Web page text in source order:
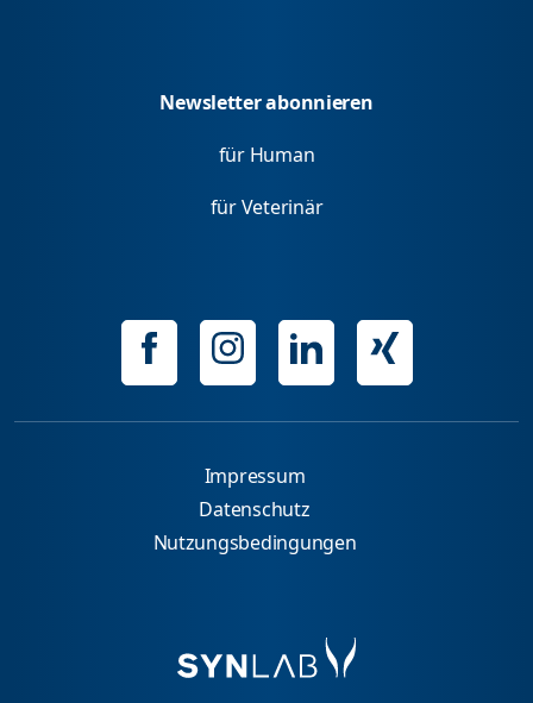
Newsletter abonnieren
für Human
für Veterinär
Impressum
Datenschutz
Nutzungsbedingungen